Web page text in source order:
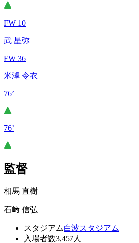
FW 10
武 星弥
FW 36
米澤 令衣
76’
76’
監督
相馬 直樹
石﨑 信弘
スタジアム白波スタジアム
入場者数3,457人